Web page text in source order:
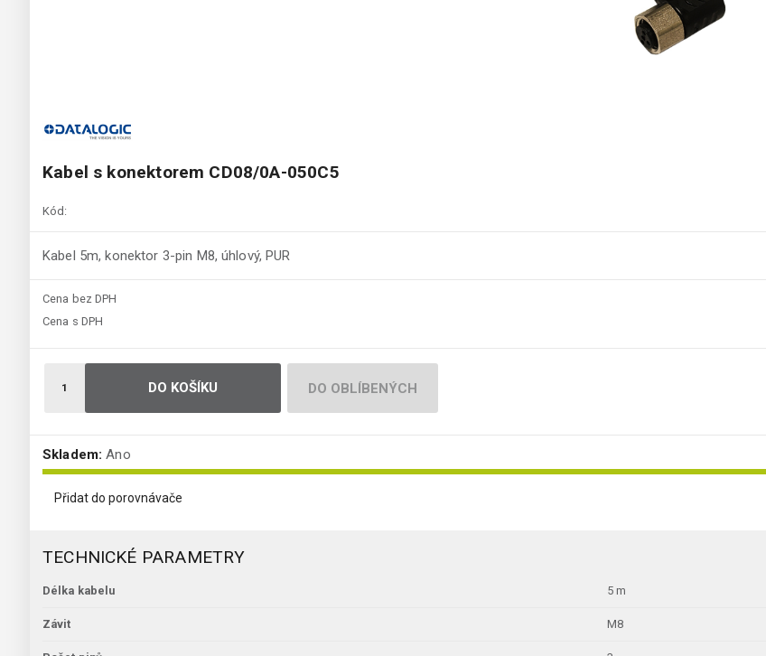
Kabel s konektorem CD08/0A-050C5
Kód:
Kabel 5m, konektor 3-pin M8, úhlový, PUR
Cena bez DPH
Cena s DPH
DO KOŠÍKU DO OBLÍBENÝCH
Skladem: Ano
Přidat do porovnávače
TECHNICKÉ PARAMETRY
Délka kabelu 5 m
Závit M8